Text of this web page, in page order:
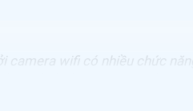
wifi có nhiều chức